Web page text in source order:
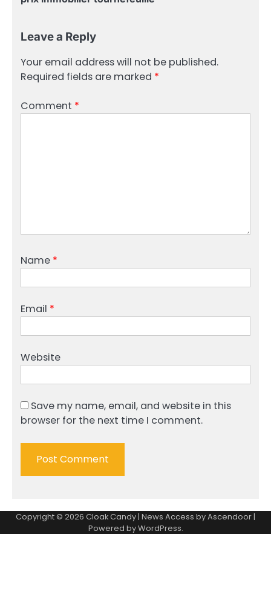
Leave a Reply
Your email address will not be published.
Required fields are marked *
Comment *
Name *
Email *
Website
Save my name, email, and website in this
browser for the next time I comment.
Copyright © 2026 Cloak Candy| News Access byAscendoor|
Powered byWordPress.